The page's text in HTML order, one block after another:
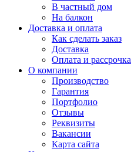
В частный дом
На балкон
Доставка и оплата
Как сделать заказ
Доставка
Оплата и рассрочка
О компании
Производство
Гарантия
Портфолио
Отзывы
Реквизиты
Вакансии
Карта сайта